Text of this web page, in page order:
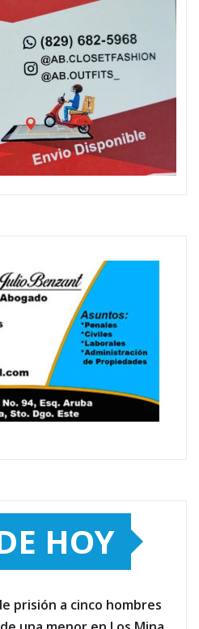
HOY
prisión a cinco hombres